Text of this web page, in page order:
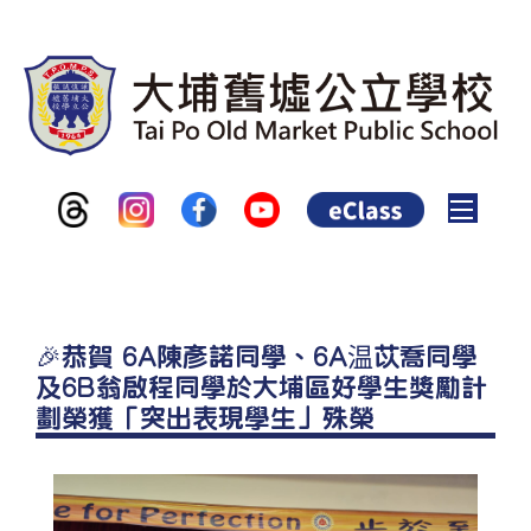
🎉恭賀 6A陳彥諾同學、6A温苡喬同學
及6B翁啟程同學於大埔區好學生獎勵計
劃榮獲「突出表現學生」殊榮